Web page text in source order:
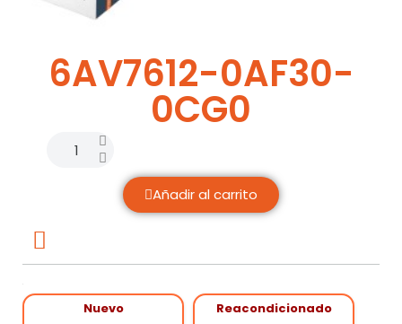
6AV7612-0AF30-
0CG0
Añadir al carrito
Nuevo Reacondicionado